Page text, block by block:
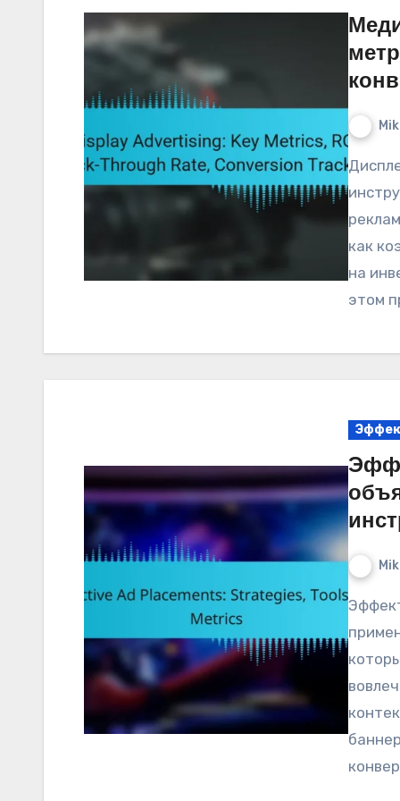
Дисплейная реклама является важным
как
на
этом
Эффективные размещения рекламы требуют